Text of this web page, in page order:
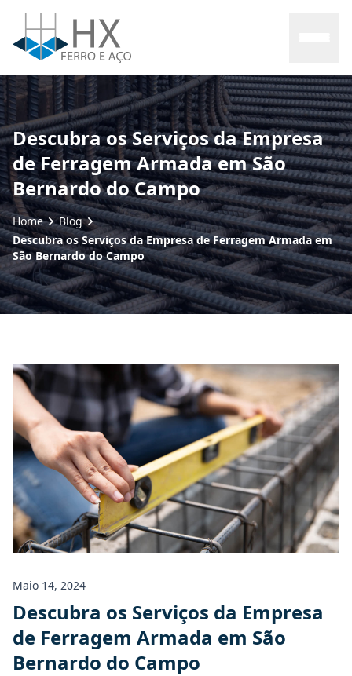
Home
Sobre nós
Produtos
Contato
Blog
Descubra os Serviços da Empresa
de Ferragem Armada em São
Bernardo do Campo
Home
Blog
Descubra os Serviços da Empresa de Ferragem Armada em
São Bernardo do Campo
Maio 14, 2024
Descubra os Serviços da Empresa
de Ferragem Armada em São
Bernardo do Campo